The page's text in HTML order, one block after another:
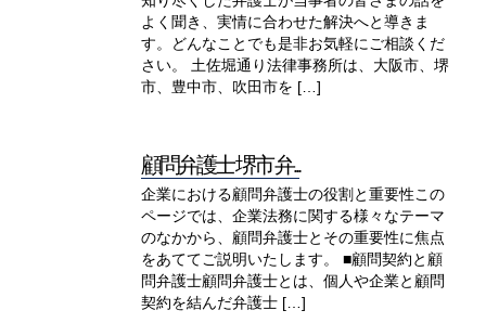
よく聞き、実情に合わせた解決へと導きま
す。どんなことでも是非お気軽にご相談くだ
さい。 土佐堀通り法律事務所は、大阪市、堺
市、豊中市、吹田市を […]
顧問弁護士 堺市 弁...
企業における顧問弁護士の役割と重要性この
ページでは、企業法務に関する様々なテーマ
のなかから、顧問弁護士とその重要性に焦点
をあててご説明いたします。 ■顧問契約と顧
問弁護士顧問弁護士とは、個人や企業と顧問
契約を結んだ弁護士 […]